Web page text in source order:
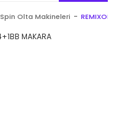
Spin Olta Makineleri REMIXON